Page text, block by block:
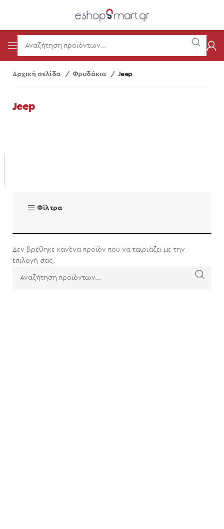
Αρχική σελίδα Φρυδάκια Jeep
Jeep
Φίλτρα
Δεν βρέθηκε κανένα προϊόν που να ταιριάζει με την
επιλογή σας.